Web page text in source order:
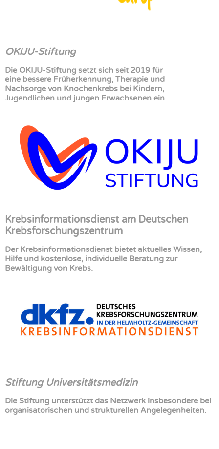
OKIJU-Stiftung
Die OKIJU-Stiftung setzt sich seit 2019 für
eine bessere Früherkennung, Therapie und
Nachsorge von Knochenkrebs bei Kindern,
Jugendlichen und jungen Erwachsenen ein.
Krebsinformationsdienst am Deutschen
Krebsforschungszentrum
Der Krebsinformationsdienst bietet aktuelles Wissen,
Hilfe und kostenlose, individuelle Beratung zur
Bewältigung von Krebs.
Stiftung Universitätsmedizin
Die Stiftung unterstützt das Netzwerk insbesondere bei
organisatorischen und strukturellen Angelegenheiten.